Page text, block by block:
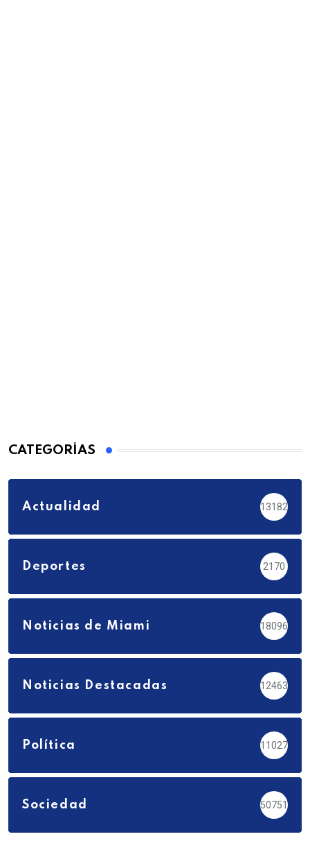
CATEGORÍAS
Actualidad 13182
Deportes 2170
Noticias de Miami 18096
Noticias Destacadas 12463
Política 11027
Sociedad 50751